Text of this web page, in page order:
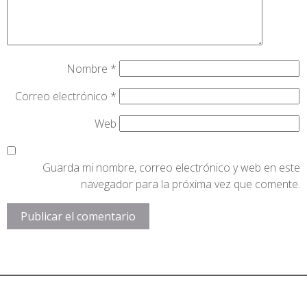
Nombre *
Correo electrónico *
Web
Guarda mi nombre, correo electrónico y web en este
navegador para la próxima vez que comente.